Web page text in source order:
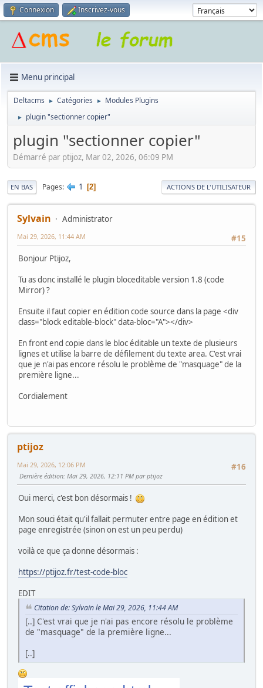
Connexion Inscrivez-vous
Menu principal
Deltacms ► Catégories ► Modules Plugins
► plugin "sectionner copier"
plugin "sectionner copier"
Démarré par ptijoz, Mar 02, 2026, 06:09 PM
EN BAS Pages 1 2 ACTIONS DE L'UTILISATEUR
Sylvain
Administrator
#15
Mai 29, 2026, 11:44 AM
Bonjour Ptijoz,
Tu as donc installé le plugin bloceditable version 1.8 (code
Mirror) ?
Ensuite il faut copier en édition code source dans la page <div
class="block editable-block" data-bloc="A"></div>
En front end copie dans le bloc éditable un texte de plusieurs
lignes et utilise la barre de défilement du texte area. C'est vrai
que je n'ai pas encore résolu le problème de "masquage" de la
première ligne...
Cordialement
ptijoz
#16
Mai 29, 2026, 12:06 PM
Dernière édition: Mai 29, 2026, 12:11 PM par ptijoz
Oui merci, c'est bon désormais !
Mon souci était qu'il fallait permuter entre page en édition et
page enregistrée (sinon on est un peu perdu)
voilà ce que ça donne désormais :
https://ptijoz.fr/test-code-bloc
EDIT
Citation de: Sylvain le Mai 29, 2026, 11:44 AM
[..] C'est vrai que je n'ai pas encore résolu le problème
de "masquage" de la première ligne...
[..]